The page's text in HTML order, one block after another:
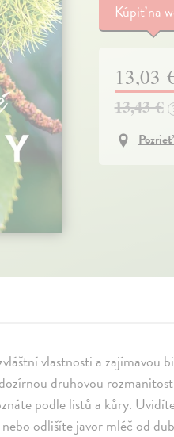
Kúpiťna
13,03
13,43 €
vlastnosti a zajímavou
druhovou
podle listů a kůry.
odlišíte javor mléč od